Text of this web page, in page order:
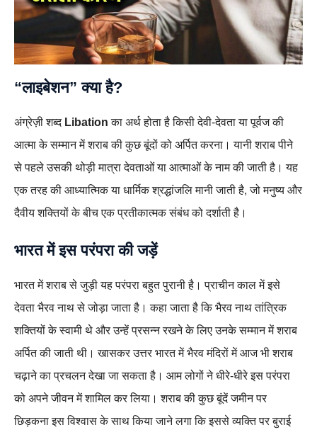
“लाइबेशन” क्या है?
अंग्रेज़ी शब्द Libationका अर्थ होता है किसी देवी-देवता या पूर्वज की
आत्मा के सम्मान में शराब की कुछ बूंदों को अर्पित करना। यानी शराब पीने
से पहले उसकी थोड़ी मात्रा देवताओं या आत्माओं के नाम की जाती है। यह
एक तरह की आध्यात्मिक या धार्मिक श्रद्धांजलि मानी जाती है, जो मनुष्य और
दैवीय शक्तियों के बीच एक प्रतीकात्मक संबंध को दर्शाती है।
भारत में इस परंपरा की जड़ें
भारत में शराब से जुड़ी यह परंपरा बहुत पुरानी है। प्राचीन काल में इसे
देवता भैरव नाथ से जोड़ा जाता है। कहा जाता है कि भैरव नाथ तांत्रिक
शक्तियों के स्वामी थे और उन्हें प्रसन्न रखने के लिए उनके सम्मान में शराब
अर्पित की जाती थी। खासकर उत्तर भारत में भैरव मंदिरों में आज भी शराब
चढ़ाने का प्रचलन देखा जा सकता है। आम लोगों ने धीरे-धीरे इस परंपरा
को अपने जीवन में शामिल कर लिया। शराब की कुछ बूंदें जमीन पर
छिड़कना इस विश्वास के साथ किया जाने लगा कि इससे व्यक्ति पर बुराई